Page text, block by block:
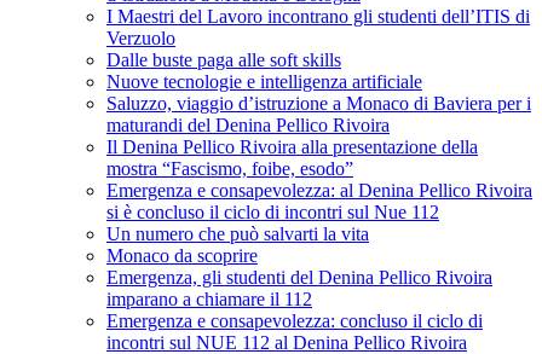
I Maestri del Lavoro incontrano gli studenti dell’ITIS di
Verzuolo
Dalle buste paga alle soft skills
Nuove tecnologie e intelligenza artificiale
Saluzzo, viaggio d’istruzione a Monaco di Baviera per i
maturandi del Denina Pellico Rivoira
Il Denina Pellico Rivoira alla presentazione della
mostra “Fascismo, foibe, esodo”
Emergenza e consapevolezza: al Denina Pellico Rivoira
si è concluso il ciclo di incontri sul Nue 112
Un numero che può salvarti la vita
Monaco da scoprire
Emergenza, gli studenti del Denina Pellico Rivoira
imparano a chiamare il 112
Emergenza e consapevolezza: concluso il ciclo di
incontri sul NUE 112 al Denina Pellico Rivoira